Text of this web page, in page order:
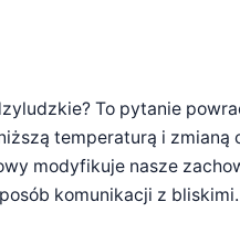
To pytanie
temperaturą i zmianą
modyfikuje nasze
komunikacji z